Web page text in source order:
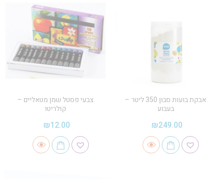
אבקת בועות סבון 350 ליטר –
בעבוע
₪249.00
צבעי פסטל שמן מטאליים –
קולריטו
₪12.00